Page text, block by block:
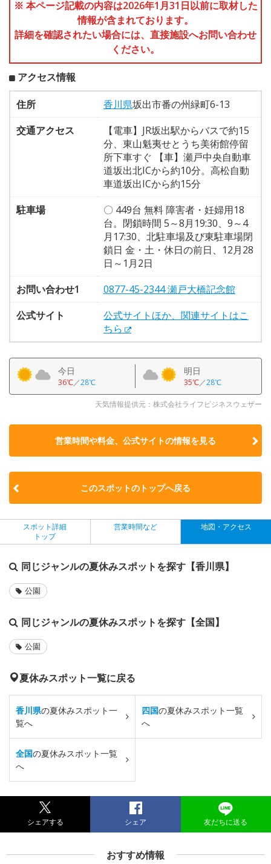
※ 本ページ記載の内容は2026年1月31日以前に取材した
情報が含まれております。
詳細を確認されたい場合には、直接施設へお問い合わせ
ください。
アクセス情報
住所 香川県坂出市番の州緑町6-13
交通アクセス
【電車】JR坂出駅からバスで約15
分、東山魁夷せとうち美術館停留
所下車すぐ 【車】瀬戸中央自動車
道坂出北ICから約10分。高松自動
車道坂出ICから約15分
駐車場
〇 449台 無料 障害者・妊婦用18
台。閉鎖時間 5～8月19:30、9～4
月17:30、北駐車場及び東駐車場閉
鎖日 金・土・休日の前日、12月28
日～1月2日
お問い合わせ1
0877-45-2344 瀬戸大橋記念館
公式サイト
公式サイトほか、関連サイトはこ
ちら
今日
36℃／28℃
明日
35℃／28℃
天気情報提供元：株式会社ライフビジネスウェザー
営業時間や料金、公式サイトの情報を見る
このスポットのトップへ戻る
スポット詳細
トップ
営業時間など 地図・アクセス
同じジャンルの夏休みスポットを探す【香川県】
公園
同じジャンルの夏休みスポットを探す【全国】
公園
夏休みスポット一覧に戻る
香川県の夏休みスポット一
覧へ
四国の夏休みスポット一覧
へ
全国の夏休みスポット一覧
へ
シェアする シェア 友だちに送る
おすすめ情報